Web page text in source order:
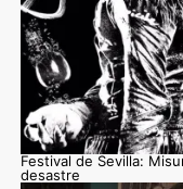
Festival de Sevilla:
desastre